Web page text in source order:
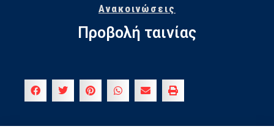
Ανακοινώσεις
Προβολή ταινίας